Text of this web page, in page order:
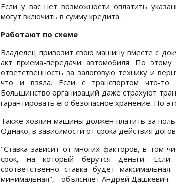
Если у вас нет возможности оплатить
могут включить в сумму кредита .
Работают по схеме
Владелец привозит свою машину вместе с
акт приема-передачи автомобиля. По
ответственность за залоговую технику и
что и взяла. Если с транспортом что-то
Большинство организаций даже страхуют
гарантировать его безопасное хранение. Но
Также хозяин машины должен платить за
Однако, в зависимости от срока действия
"Ставка зависит от многих факторов, в том
срок, на который берутся деньги.
соответственно ставка будет
минимальная", - объясняет Андрей Дашкевич.